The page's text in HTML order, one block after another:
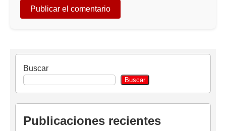
Buscar
Buscar
Publicaciones recientes